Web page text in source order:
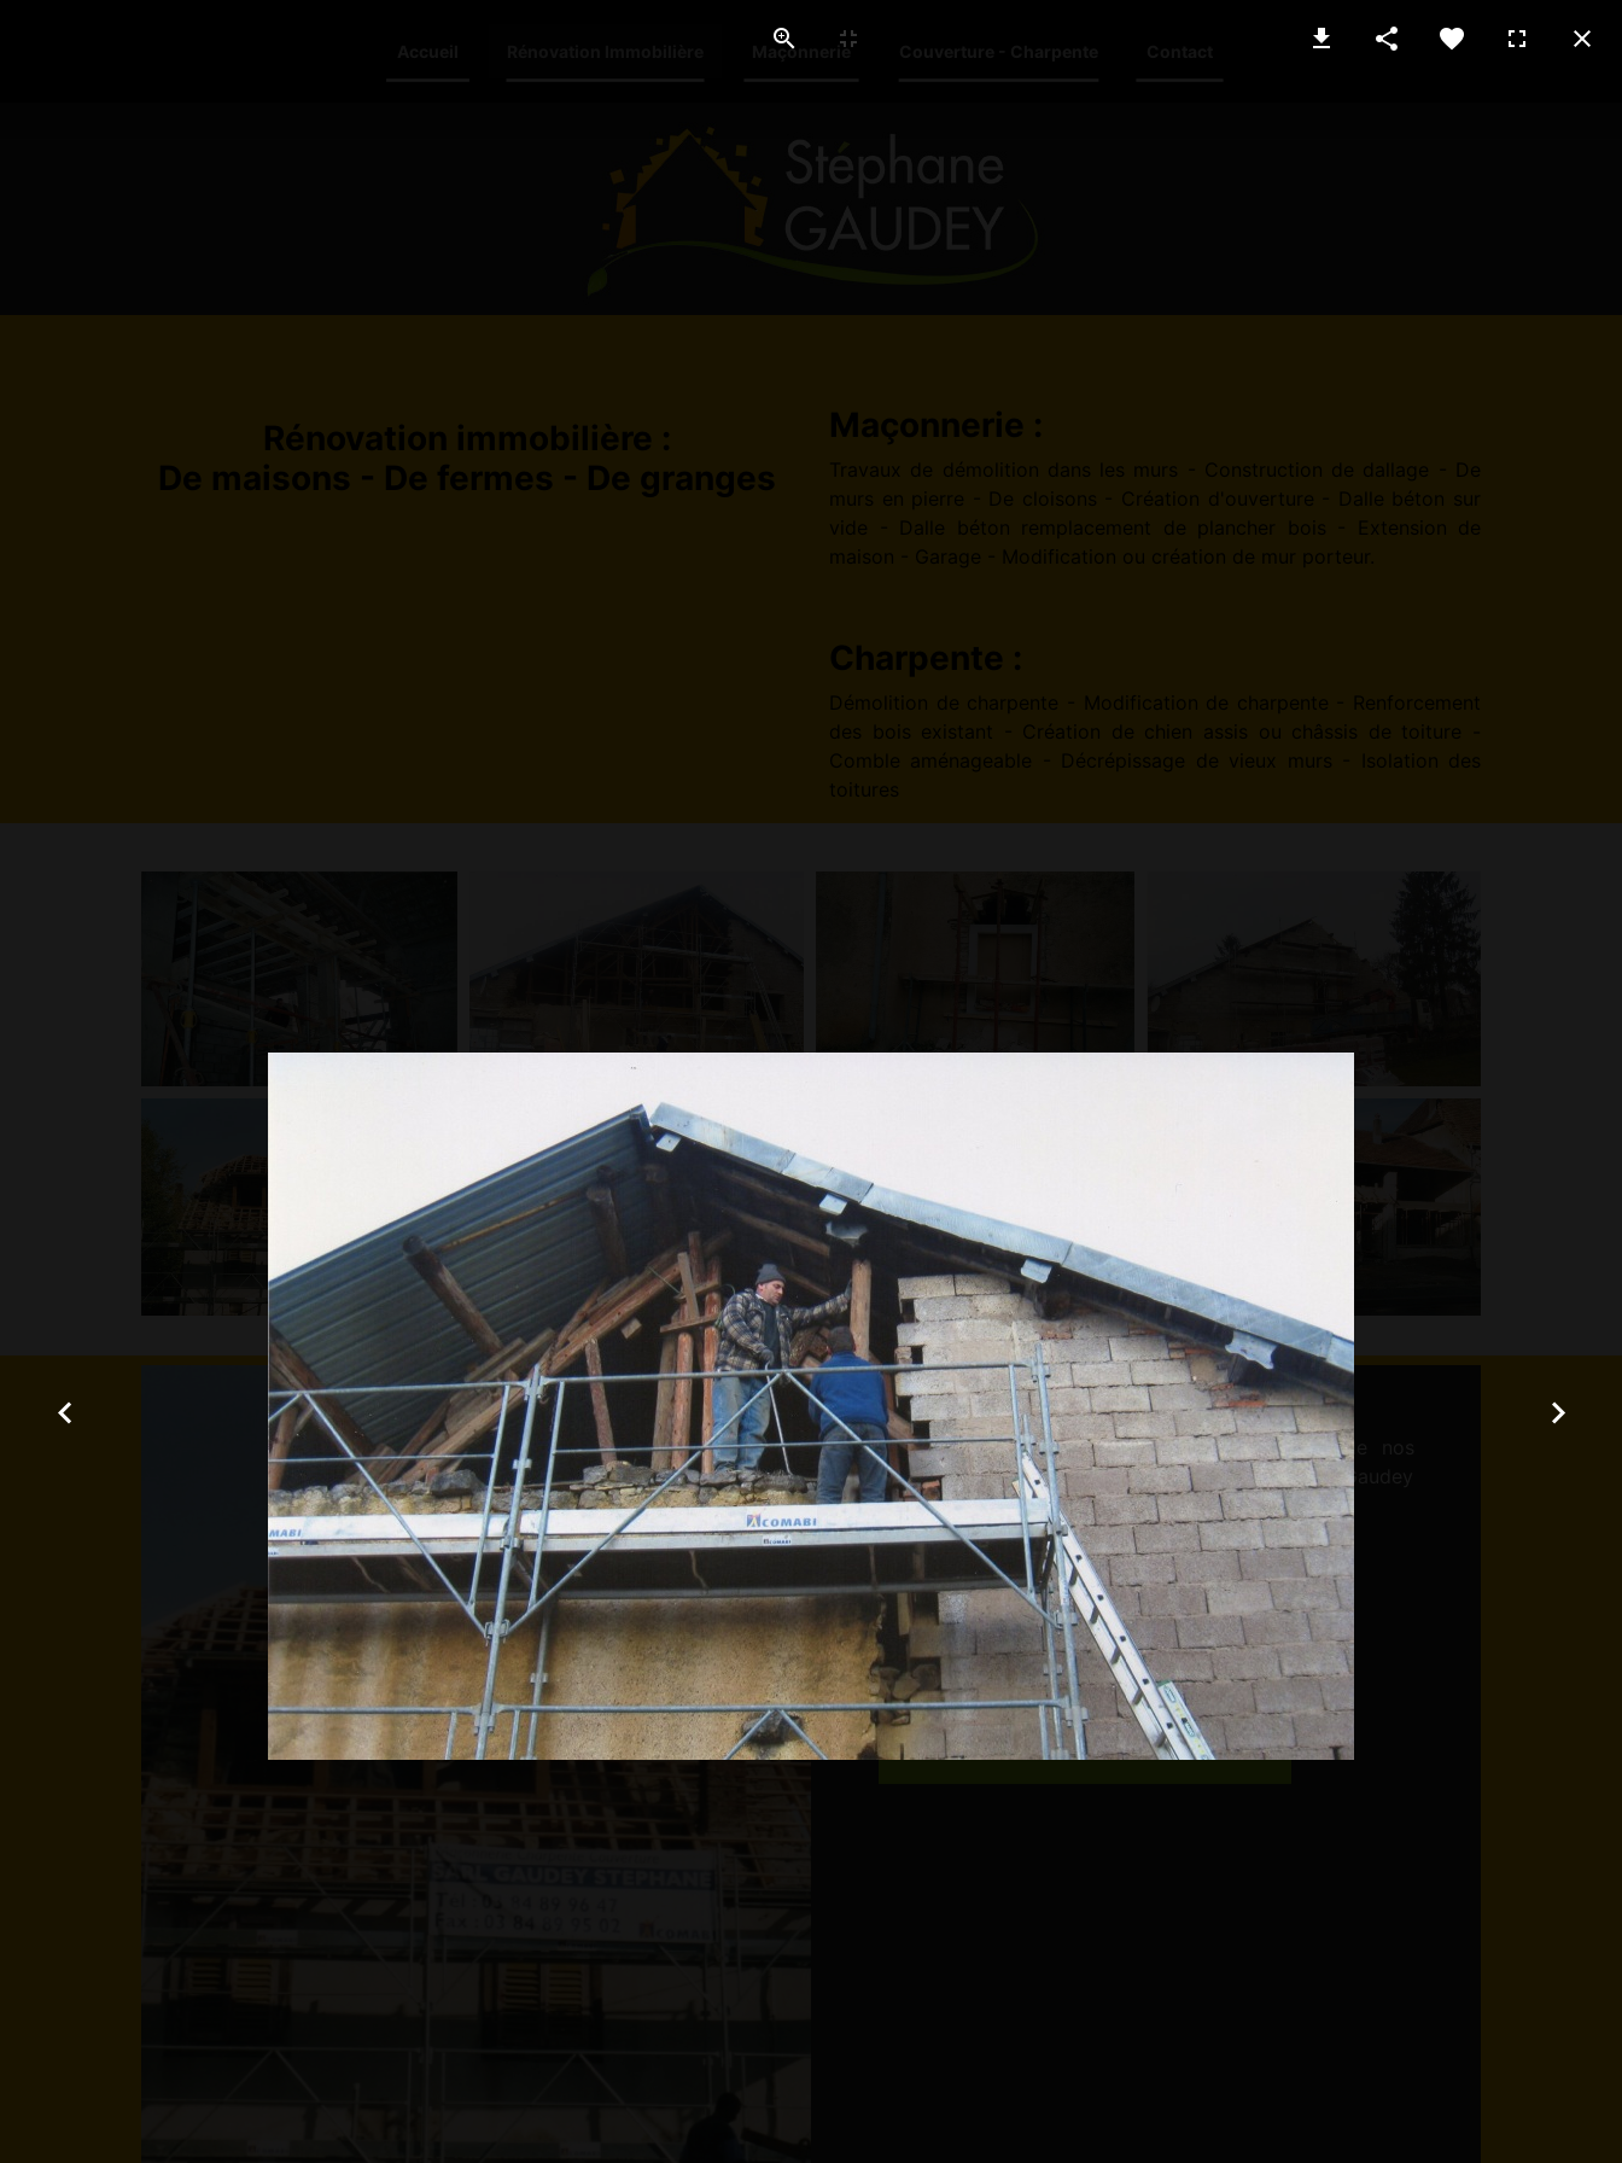
Maçonnerie
Rénovation immobilière :
De maisons - De fermes - De granges
Maçonnerie :
Travaux de démolition dans les murs - Construction de dallage - De
murs en pierre - De cloisons - Création d'ouverture - Dalle béton sur
vide - Dalle béton remplacement de plancher bois - Extension de
maison - Garage - Modification ou création de mur porteur.
Charpente :
Démolition de charpente - Modification de charpente - Renforcement
des bois existant - Création de chien assis ou châssis de toiture -
Comble aménageable - Décrépissage de vieux murs - Isolation des
toitures
Nous vous établissons gratuitement un devis de nos
prestations. Contactez l'entreprise de Stéphane Gaudey
pour de plus amples renseignements.